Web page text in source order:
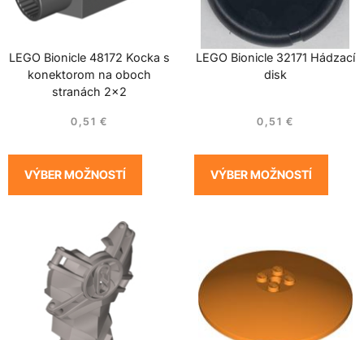
LEGO Bionicle 48172 Kocka s
konektorom na oboch
stranách 2×2
0,51 €
VÝBER MOŽNOSTÍ
LEGO Bionicle 32171 Hádzací
disk
0,51 €
VÝBER MOŽNOSTÍ